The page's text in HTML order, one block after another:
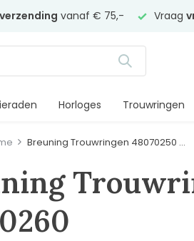
vanaf € 75,- Vraag
Horloges Trouwringen
Breuning Trouwringen 48070250 ...